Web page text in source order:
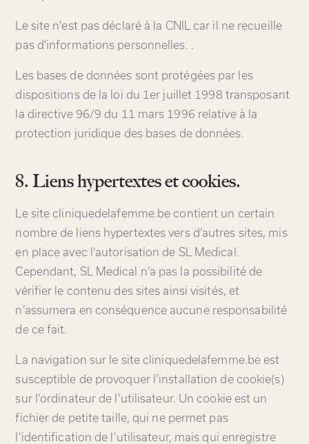
Le site n'est pas déclaré à la CNIL car il ne recueille
pas d'informations personnelles. .
Les bases de données sont protégées par les
dispositions de la loi du 1er juillet 1998 transposant
la directive 96/9 du 11 mars 1996 relative à la
protection juridique des bases de données.
8. Liens hypertextes et cookies.
Le site cliniquedelafemme.be contient un certain
nombre de liens hypertextes vers d’autres sites, mis
en place avec l’autorisation de SL Medical.
Cependant, SL Medical n’a pas la possibilité de
vérifier le contenu des sites ainsi visités, et
n’assumera en conséquence aucune responsabilité
de ce fait.
La navigation sur le site cliniquedelafemme.be est
susceptible de provoquer l’installation de cookie(s)
sur l’ordinateur de l’utilisateur. Un cookie est un
fichier de petite taille, qui ne permet pas
l’identification de l’utilisateur, mais qui enregistre